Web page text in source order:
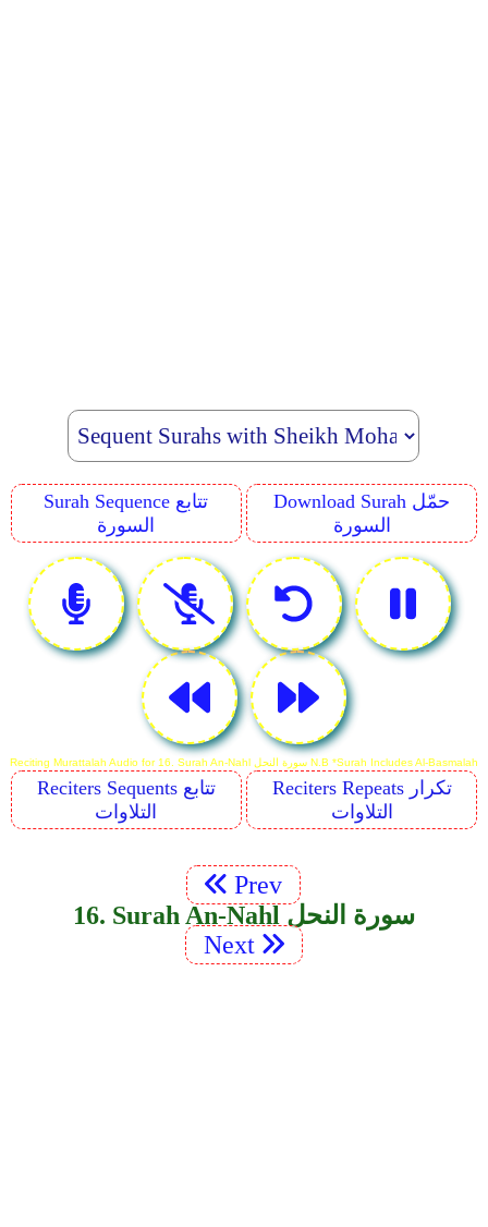
Surah Sequence تتابع
السورة
Download Surah حمّل
السورة
Reciting Murattalah Audio for 16. Surah An-Nahl سورة النحل N.B *Surah Includes Al-Basmalah
Reciters Sequents تتابع
التلاوات
Reciters Repeats تكرار
التلاوات
Prev
16. Surah An-Nahl سورة النحل
Next